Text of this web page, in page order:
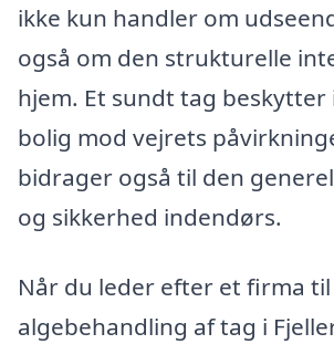
ikke kun handler om
også om den strukturelle
hjem. Et sundt tag beskytter
bolig mod vejrets
bidrager også til den
og sikkerhed indendørs.
Når du leder efter et firma til
algebehandling af tag i